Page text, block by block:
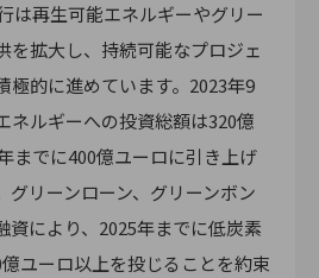
は再生可能エネルギーやグリー
を拡大し、持続可能なプロジェ
極的に進めています。2023年9
ネルギーへの投資総額は320億
までに400億ユーロに引き上げ
グリーンローン、グリーンボン
資により、2025年までに低炭素
ユーロ以上を投じることを約束